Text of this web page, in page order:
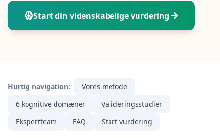
Social Intelligence Test
R
S
Start din videnskabelige vurdering
Hurtig navigation:
Vores metode
6 kognitive domæner
Valideringsstudier
Ekspertteam
FAQ Start vurdering